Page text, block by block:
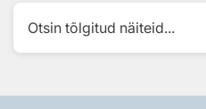
Otsin tõlgitud näiteid...